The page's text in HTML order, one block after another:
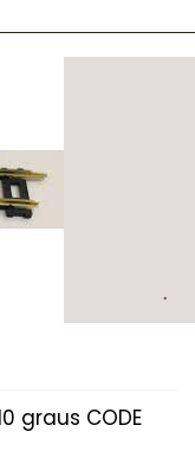
graus CODE